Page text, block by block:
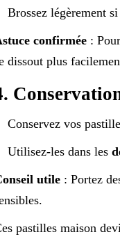
Brossez légèrement
confirmée:
dissout plus
Conservez vos
Utilisez-les dans les
utile: Portez
pastilles maison